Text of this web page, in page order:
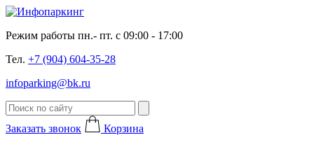
Режим работы пн.- пт. с 09:00 - 17:00
Тел. +7 (904) 604-35-28
infoparking@bk.ru
Заказать звонок Корзина